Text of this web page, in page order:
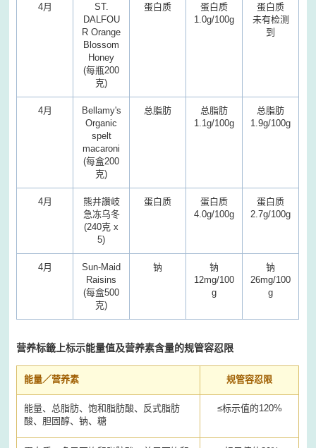
4月
ST.
DALFOU
R Orange
Blossom
Honey
(每瓶200
克)
蛋白质
蛋白质
1.0g/100g
蛋白质
未有检测
到
4月
Bellamy's
Organic
spelt
macaroni
(每盒200
克)
总脂肪
总脂肪
1.1g/100g
总脂肪
1.9g/100g
4月
熊井讚岐
急冻乌冬
(240克 x
5)
蛋白质
蛋白质
4.0g/100g
蛋白质
2.7g/100g
4月
Sun-Maid
Raisins
(每盒500
克)
钠
钠
12mg/100
g
钠
26mg/100
g
营养标籤上标示能量值及营养素含量的规管容忍限
能量／营养素 规管容忍限
能量、总脂肪、饱和脂肪酸、反式脂肪
酸、胆固醇、钠、糖
≤标示值的120%